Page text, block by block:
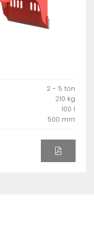
2 - 5 ton
210 kg
100 l
500 mm